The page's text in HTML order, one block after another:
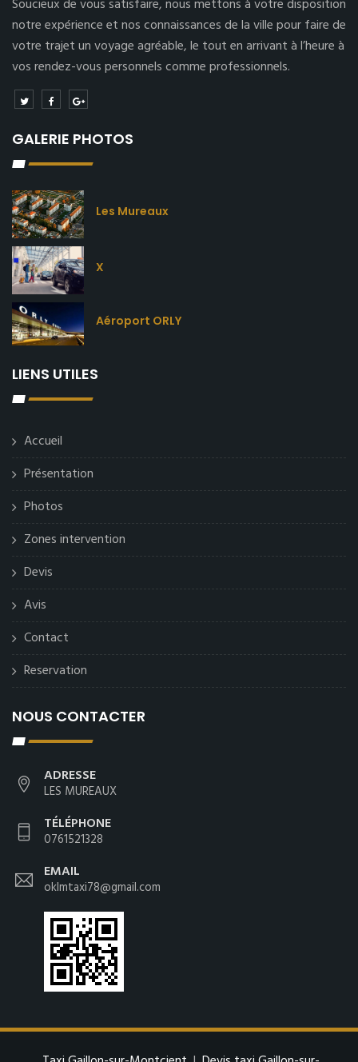
Soucieux de vous satisfaire, nous mettons à votre disposition
notre expérience et nos connaissances de la ville pour faire de
votre trajet un voyage agréable, le tout en arrivant à l’heure à
vos rendez-vous personnels comme professionnels.
GALERIE PHOTOS
Les Mureaux
X
Aéroport ORLY
LIENS UTILES
Accueil
Présentation
Photos
Zones intervention
Devis
Avis
Contact
Reservation
NOUS CONTACTER
ADRESSE
LES MUREAUX
TÉLÉPHONE
0761521328
EMAIL
oklmtaxi78@gmail.com